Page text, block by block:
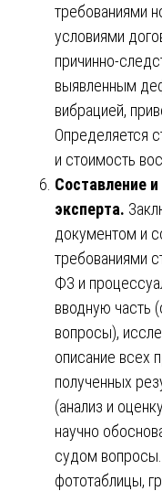
требованиями
условиями
причинно-
выявленным
вибрацией,
Определяется
и стоимость
Составление
эксперта.
документом и
требованиями
ФЗ и
вводную часть
вопросы),
описание всех
полученных
(анализ и
научно
судом
фототаблицы,